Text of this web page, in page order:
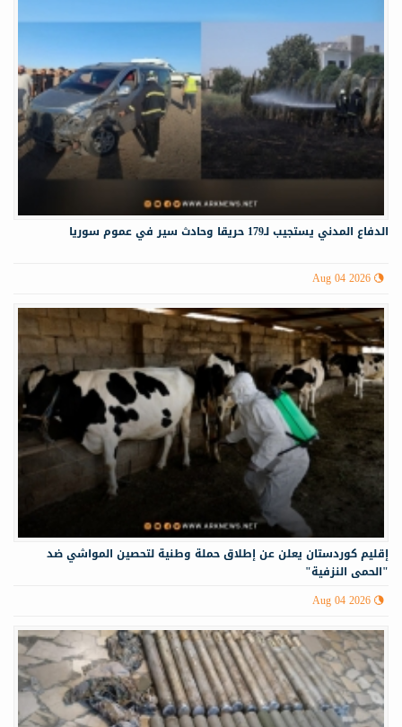
الدفاع المدني يستجيب لـ179 حريقا وحادث سير في عموم سوريا
Aug 04 2026
إقليم كوردستان يعلن عن إطلاق حملة وطنية لتحصين المواشي ضد
"الحمى النزفية"
Aug 04 2026